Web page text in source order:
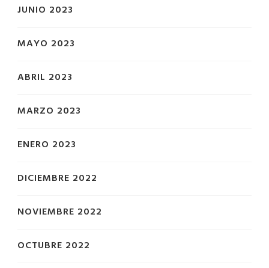
JUNIO 2023
MAYO 2023
ABRIL 2023
MARZO 2023
ENERO 2023
DICIEMBRE 2022
NOVIEMBRE 2022
OCTUBRE 2022